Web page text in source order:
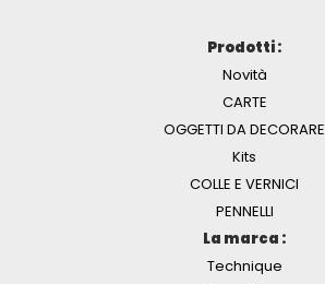
Prodotti :
Novità
CARTE
OGGETTI DA DECORARE
Kits
COLLE E VERNICI
PENNELLI
La marca :
Technique